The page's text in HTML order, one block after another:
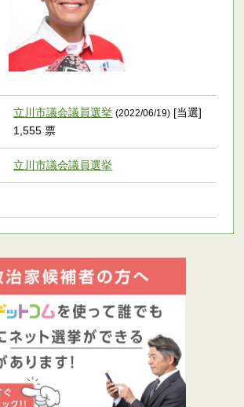
立川市議会議員選挙 (2022/06/19) [当選]
1,555 票
立川市議会議員選挙